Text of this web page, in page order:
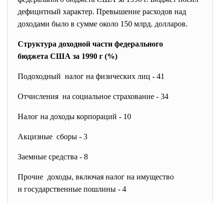
дефицитный характер. Превышение расходов над
доходами было в сумме около 150 млрд. долларов.
Структура доходной части федерального
бюджета США за 1990 г (%)
Подоходный налог на физических лиц - 41
Отчисления на социальное страхование - 34
Налог на доходы корпораций - 10
Акцизные сборы - 3
Заемные средства - 8
Прочие доходы, включая налог на имущество
и государственные пошлины - 4